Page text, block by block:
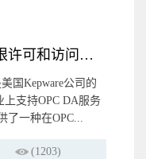
关于Kepware Linkmaster权限许可和访问控制问题漏洞的预警提示
国Kepware公司的
上支持OPC DA服务
了一种在OPC...
(1203)